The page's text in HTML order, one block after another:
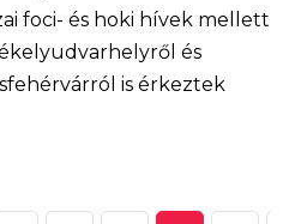
foci- és hoki hívek mellett
és
is érkeztek